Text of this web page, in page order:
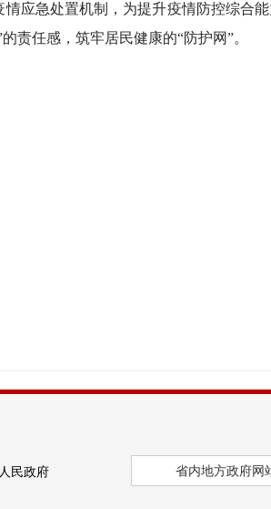
急处置机制，为提升疫情防控综合
责任感，筑牢居民健康的“防护网”。
民政府 省内地方政府网